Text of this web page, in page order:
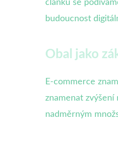
článku se
budoucnost
Obal jako
E-commerce
znamenat zvýšení
nadměrným